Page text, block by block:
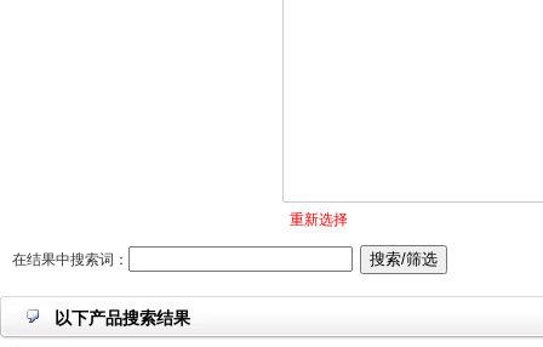
重新选择
在结果中搜索词：
以下产品搜索结果